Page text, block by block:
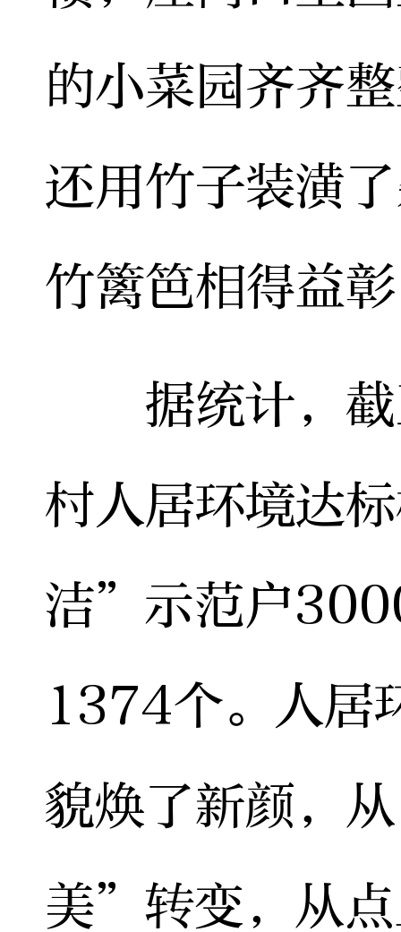
的小菜园齐齐
还用竹子装潢
竹篱笆相得益
据统计，截
村人居环境达
洁”示范户
1374个。人居
貌焕了新颜，
美”转变，从